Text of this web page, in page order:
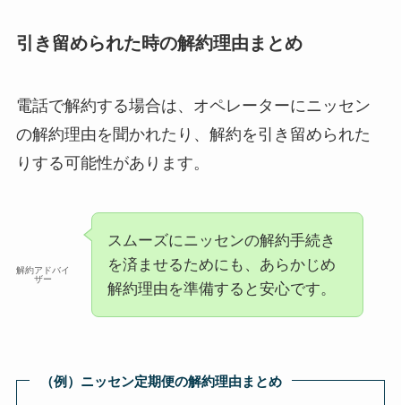
引き留められた時の解約理由まとめ
電話で解約する場合は、オペレーターにニッセン
の解約理由を聞かれたり、解約を引き留められた
りする可能性があります。
解約アドバイ
ザー
スムーズにニッセンの解約手続き
を済ませるためにも、あらかじめ
解約理由を準備すると安心です。
（例）ニッセン定期便の解約理由まとめ